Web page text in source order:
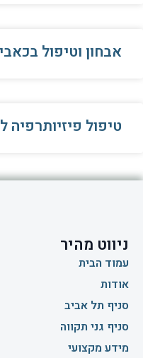
אבחון וטיפול
טיפול פיזיותרפיה
ניווט מהיר
עמוד הבית
אודות
סניף תל אביב
סניף גני תקווה
מידע מקצועי